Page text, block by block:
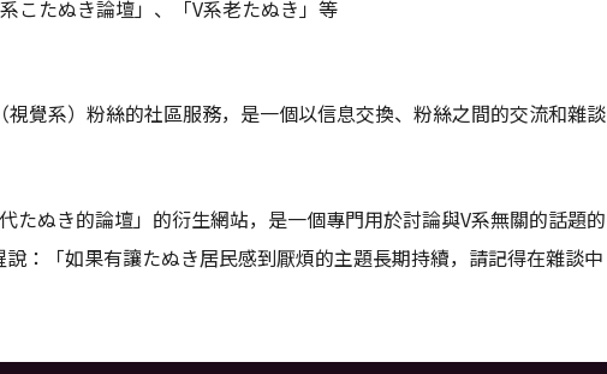
こたぬき論壇」、「V系老たぬき」等
視覺系）粉絲的社區服務，是一個以信息交換、粉絲之間的交流和雜談
たぬき的論壇」的衍生網站，是一個專門用於討論與V系無關的話題的
：「如果有讓たぬき居民感到厭煩的主題長期持續，請記得在雜談中